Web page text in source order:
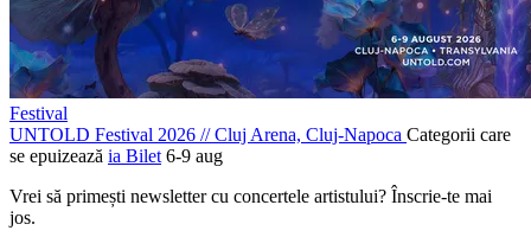
Festival
UNTOLD Festival 2026 //Cluj Arena, Cluj-Napoca Categorii care
se epuizează ia Bilet 6-9 aug
Vrei să primești newsletter cu concertele artistului? Înscrie-te mai
jos.